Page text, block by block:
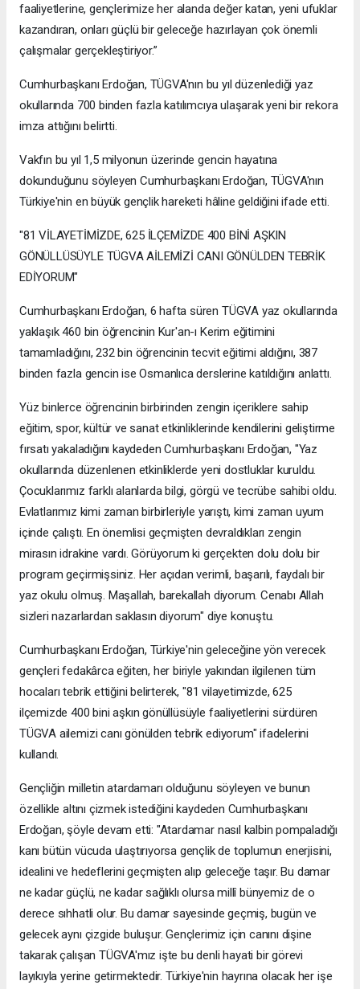
faaliyetlerine, gençlerimize her alanda değer katan, yeni ufuklar
kazandıran, onları güçlü bir geleceğe hazırlayan çok önemli
çalışmalar gerçekleştiriyor.”
Cumhurbaşkanı Erdoğan, TÜGVA'nın bu yıl düzenlediği yaz
okullarında 700 binden fazla katılımcıya ulaşarak yeni bir rekora
imza attığını belirtti.
Vakfın bu yıl 1,5 milyonun üzerinde gencin hayatına
dokunduğunu söyleyen Cumhurbaşkanı Erdoğan, TÜGVA'nın
Türkiye'nin en büyük gençlik hareketi hâline geldiğini ifade etti.
"81 VİLAYETİMİZDE, 625 İLÇEMİZDE 400 BİNİ AŞKIN
GÖNÜLLÜSÜYLE TÜGVA AİLEMİZİ CANI GÖNÜLDEN TEBRİK
EDİYORUM"
Cumhurbaşkanı Erdoğan, 6 hafta süren TÜGVA yaz okullarında
yaklaşık 460 bin öğrencinin Kur'an-ı Kerim eğitimini
tamamladığını, 232 bin öğrencinin tecvit eğitimi aldığını, 387
binden fazla gencin ise Osmanlıca derslerine katıldığını anlattı.
Yüz binlerce öğrencinin birbirinden zengin içeriklere sahip
eğitim, spor, kültür ve sanat etkinliklerinde kendilerini geliştirme
fırsatı yakaladığını kaydeden Cumhurbaşkanı Erdoğan, "Yaz
okullarında düzenlenen etkinliklerde yeni dostluklar kuruldu.
Çocuklarımız farklı alanlarda bilgi, görgü ve tecrübe sahibi oldu.
Evlatlarımız kimi zaman birbirleriyle yarıştı, kimi zaman uyum
içinde çalıştı. En önemlisi geçmişten devraldıkları zengin
mirasın idrakine vardı. Görüyorum ki gerçekten dolu dolu bir
program geçirmişsiniz. Her açıdan verimli, başarılı, faydalı bir
yaz okulu olmuş. Maşallah, barekallah diyorum. Cenabı Allah
sizleri nazarlardan saklasın diyorum" diye konuştu.
Cumhurbaşkanı Erdoğan, Türkiye'nin geleceğine yön verecek
gençleri fedakârca eğiten, her biriyle yakından ilgilenen tüm
hocaları tebrik ettiğini belirterek, "81 vilayetimizde, 625
ilçemizde 400 bini aşkın gönüllüsüyle faaliyetlerini sürdüren
TÜGVA ailemizi canı gönülden tebrik ediyorum" ifadelerini
kullandı.
Gençliğin milletin atardamarı olduğunu söyleyen ve bunun
özellikle altını çizmek istediğini kaydeden Cumhurbaşkanı
Erdoğan, şöyle devam etti: "Atardamar nasıl kalbin pompaladığı
kanı bütün vücuda ulaştırıyorsa gençlik de toplumun enerjisini,
idealini ve hedeflerini geçmişten alıp geleceğe taşır. Bu damar
ne kadar güçlü, ne kadar sağlıklı olursa millî bünyemiz de o
derece sıhhatli olur. Bu damar sayesinde geçmiş, bugün ve
gelecek aynı çizgide buluşur. Gençlerimiz için canını dişine
takarak çalışan TÜGVA'mız işte bu denli hayati bir görevi
layıkıyla yerine getirmektedir. Türkiye'nin hayrına olacak her işe